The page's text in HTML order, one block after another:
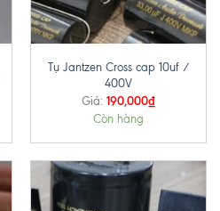
Tụ Jantzen Cross cap 10uf /
400V
Giá: 190,000₫
Còn hàng